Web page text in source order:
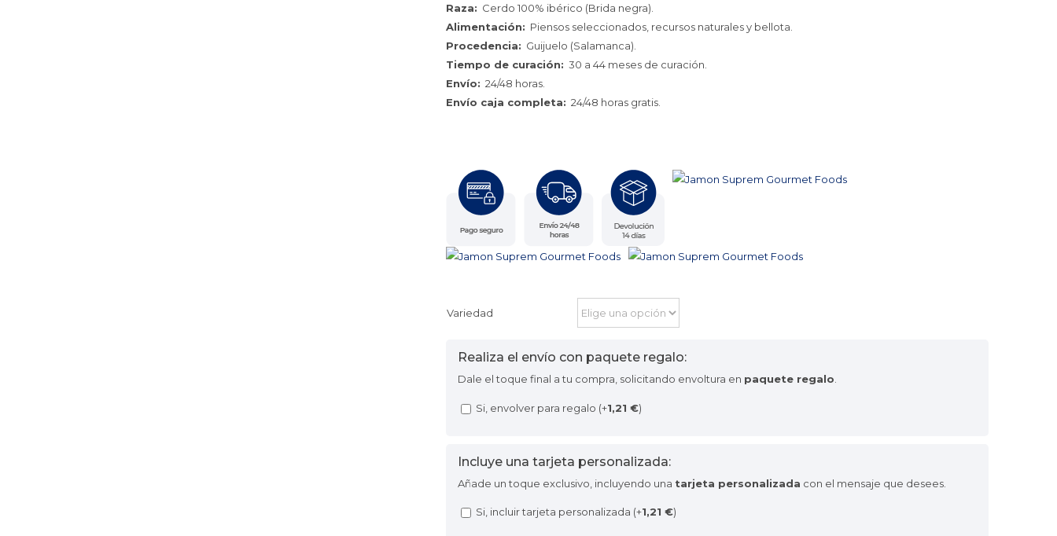
Raza: Cerdo 100% ibérico (Brida negra).
Alimentación: Piensos seleccionados, recursos naturales y bellota.
Procedencia: Guijuelo (Salamanca).
Tiempo de curación: 30 a 44 meses de curación.
Envío: 24/48 horas.
Envío caja completa: 24/48 horas gratis.
Variedad
Realiza el envío con paquete regalo:
Dale el toque final a tu compra, solicitando envoltura en paquete regalo
Si, envolver para regalo (+1,21 €)
Incluye una tarjeta personalizada:
Añade un toque exclusivo, incluyendo una tarjeta personalizada con el mensaje que desees.
Si, incluir tarjeta personalizada (+1,21 €)